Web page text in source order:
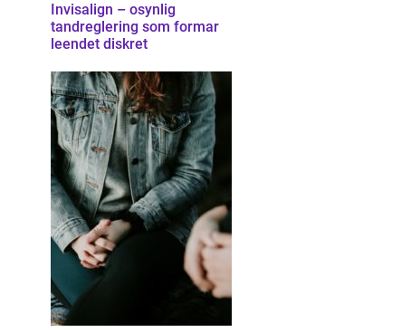
Invisalign – osynlig
tandreglering som formar
leendet diskret